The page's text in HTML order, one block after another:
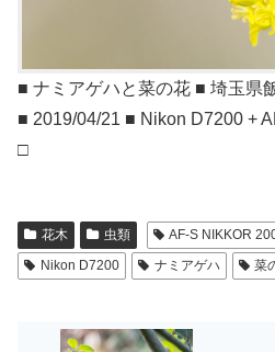
■ ナミアゲハと菜の花 ■ 埼玉県
■ 2019/04/21 ■ Nikon D7200 +
□
花木 虫類
AF-S NIKKOR
Nikon D7200
ナミアゲハ 菜